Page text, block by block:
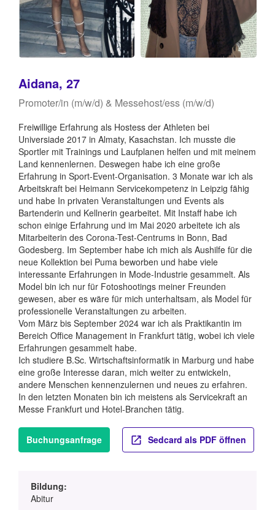
Aidana, 27
Promoter/in (m/w/d) & Messehost/ess (m/w/d)
Freiwillige Erfahrung als Hostess der Athleten bei
Universiade 2017 in Almaty, Kasachstan. Ich musste die
Sportler mit Trainings und Laufplanen helfen und mit meinem
Land kennenlernen. Deswegen habe ich eine große
Erfahrung in Sport-Event-Organisation. 3 Monate war ich als
Arbeitskraft bei Heimann Servicekompetenz in Leipzig fähig
und habe In privaten Veranstaltungen und Events als
Bartenderin und Kellnerin gearbeitet. Mit Instaff habe ich
schon einige Erfahrung und im Mai 2020 arbeitete ich als
Mitarbeiterin des Corona-Test-Centrums in Bonn, Bad
Godesberg. Im September habe ich mich als Aushilfe für die
neue Kollektion bei Puma beworben und habe viele
interessante Erfahrungen in Mode-Industrie gesammelt. Als
Model bin ich nur für Fotoshootings meiner Freunden
gewesen, aber es wäre für mich unterhaltsam, als Model für
professionelle Veranstaltungen zu arbeiten.
Vom März bis September 2024 war ich als Praktikantin im
Bereich Office Management in Frankfurt tätig, wobei ich viele
Erfahrungen gesammelt habe.
Ich studiere B.Sc. Wirtschaftsinformatik in Marburg und habe
eine große Interesse daran, mich weiter zu entwickeln,
andere Menschen kennenzulernen und neues zu erfahren.
In den letzten Monaten bin ich meistens als Servicekraft an
Messe Frankfurt und Hotel-Branchen tätig.
Buchungsanfrage Sedcard als PDF öffnen
Bildung:
Abitur